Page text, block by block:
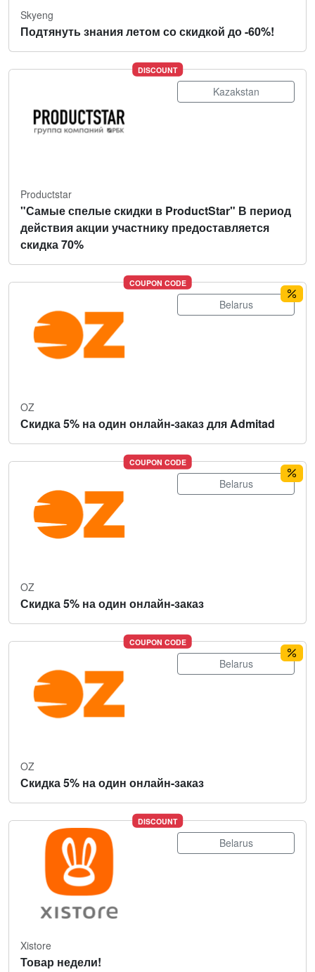
Skyeng
Подтянуть знания летом со скидкой до -60%!
DISCOUNT
Kazakstan
Productstar
"Самые спелые скидки в ProductStar" В период
действия акции участнику предоставляется
скидка 70%
COUPON CODE
Belarus
OZ
Скидка 5% на один онлайн-заказ для Admitad
COUPON CODE
Belarus
OZ
Скидка 5% на один онлайн-заказ
COUPON CODE
Belarus
OZ
Скидка 5% на один онлайн-заказ
DISCOUNT
Belarus
Xistore
Товар недели!